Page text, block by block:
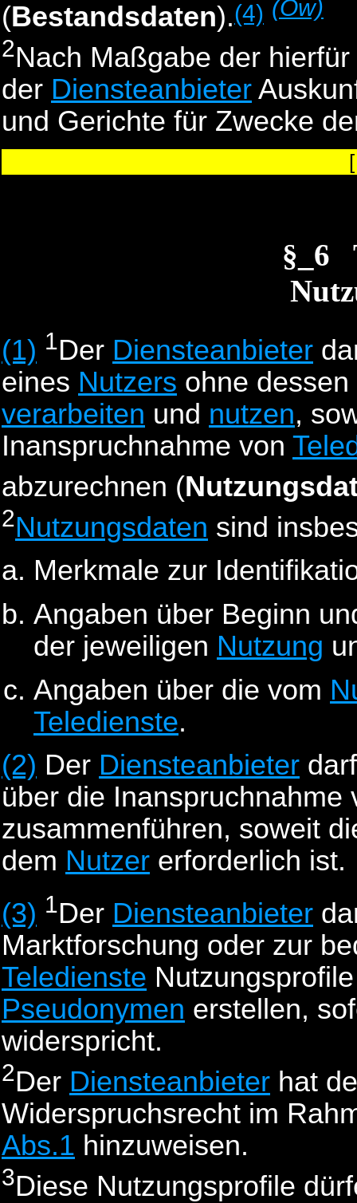
(Bestandsdaten).(4) (Ow)
2Nach Maßgabe der
der Diensteanbieter
und Gerichte für Zwecke
§_6
(1) 1Der Diensteanbieter
eines Nutzers ohne
verarbeiten und nutzen,
Inanspruchnahme von
abzurechnen (
2Nutzungsdaten sind
Merkmale zur
Angaben über Beginn
der jeweiligen Nutzung
Angaben über die vom
Teledienste.
(2) Der Diensteanbieter
über die
zusammenführen, soweit
dem Nutzer erforderlich ist.
(3) 1Der Diensteanbieter
Marktforschung oder zur
Teledienste
Pseudonymen erstellen,
widerspricht.
2Der Diensteanbieter hat
Widerspruchsrecht im
Abs.1 hinzuweisen.
3Diese Nutzungsprofile